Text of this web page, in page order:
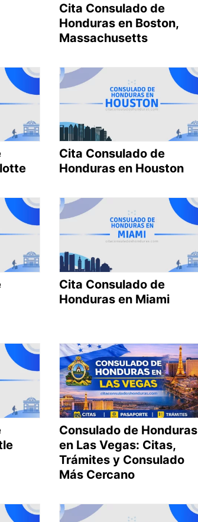
Cita Consulado de
Honduras en Boston,
Massachusetts
Cita Consulado de
Honduras en Houston
Cita Consulado de
Honduras en Miami
Consulado de Honduras
en Las Vegas: Citas,
Trámites y Consulado
Más Cercano